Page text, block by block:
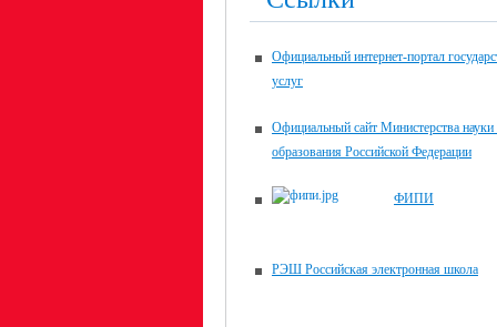
Официальный интернет-портал
услуг
Официальный сайт Министерства
образования Российской Федерации
ФИПИ
РЭШ Российская электронная школа